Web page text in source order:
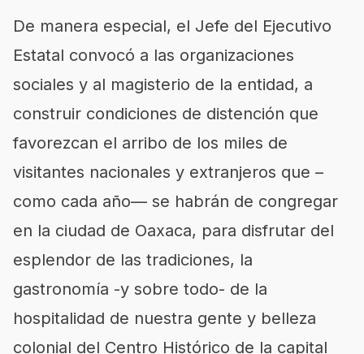
De manera especial, el Jefe del Ejecutivo
Estatal convocó a las organizaciones
sociales y al magisterio de la entidad, a
construir condiciones de distención que
favorezcan el arribo de los miles de
visitantes nacionales y extranjeros que –
como cada año— se habrán de congregar
en la ciudad de Oaxaca, para disfrutar del
esplendor de las tradiciones, la
gastronomía -y sobre todo- de la
hospitalidad de nuestra gente y belleza
colonial del Centro Histórico de la capital